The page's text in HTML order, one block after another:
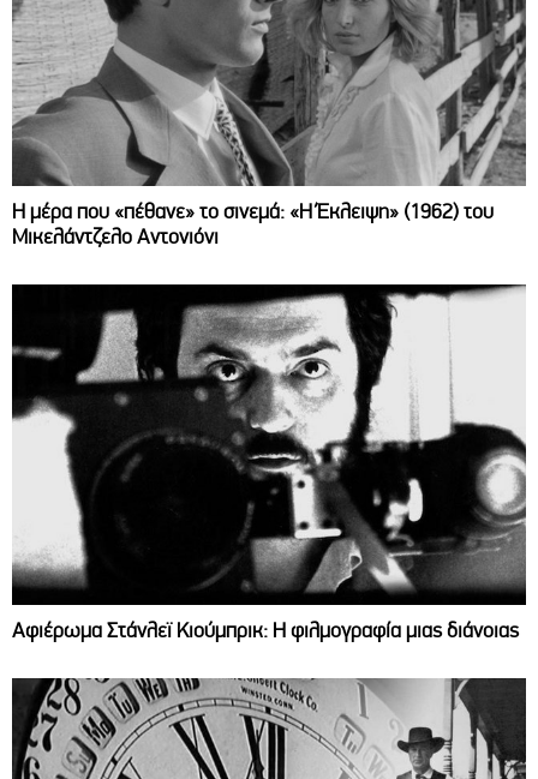
Η μέρα που «πέθανε» το σινεμά: «Η Έκλειψη» (1962) του
Μικελάντζελο Αντονιόνι
Αφιέρωμα Στάνλεϊ Κιούμπρικ: Η φιλμογραφία μιας διάνοιας